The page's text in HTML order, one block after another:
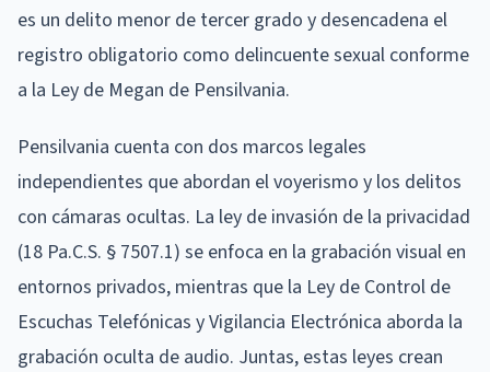
es un delito menor de tercer grado y desencadena el
registro obligatorio como delincuente sexual conforme
a la Ley de Megan de Pensilvania.
Pensilvania cuenta con dos marcos legales
independientes que abordan el voyerismo y los delitos
con cámaras ocultas. La ley de invasión de la privacidad
(18 Pa.C.S. § 7507.1) se enfoca en la grabación visual en
entornos privados, mientras que la Ley de Control de
Escuchas Telefónicas y Vigilancia Electrónica aborda la
grabación oculta de audio. Juntas, estas leyes crean